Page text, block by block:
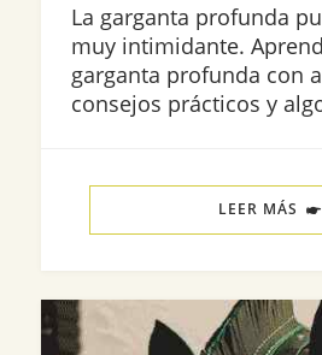
La garganta profunda
muy intimidante.
garganta profunda con
consejos prácticos y
LEER MÁS